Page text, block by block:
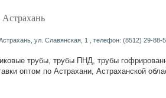
Астрахань
ул. Славянская, 1 , телефон: (8512) 29-88-
трубы, трубы ПНД, трубы
оптом по Астрахани, Астраханской